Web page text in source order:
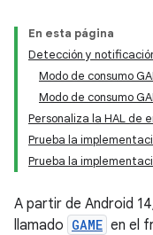
En esta página
Detección y
Modo de consumo
Modo de consumo
Personaliza la HAL de
Prueba la
Prueba la
A partir de Android
llamado GAME en el